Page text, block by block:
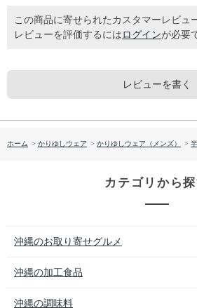
この商品に寄せられたカスタマーレビュ
レビューを評価するには ログインが必要
レビューを書く
ホーム > かりゆしウェア > かりゆしウェア（メンズ） >
カテゴリから
沖縄のお取り寄せグルメ
沖縄の加工食品
沖縄の調味料